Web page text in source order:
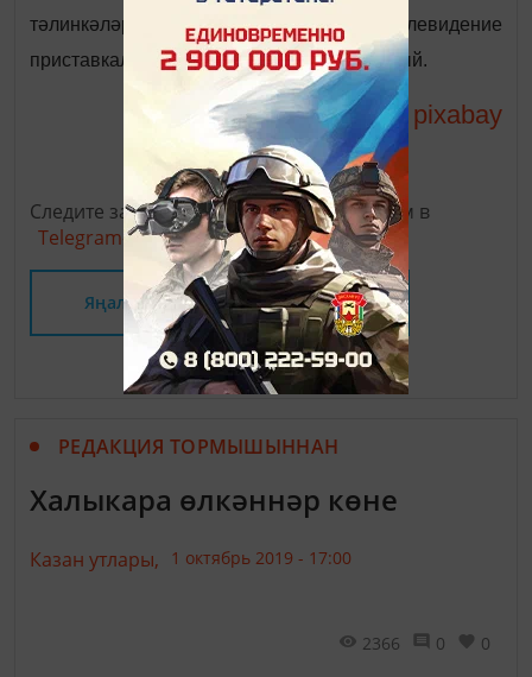
тәлинкәләре һәм цифрлы телевидение
приставкалары булган кешеләргә кагылмый.
фото: pixabay
Следите за самым важным и интересным в
Telegram-канале Татмедиа
Яңалыклар битенә керегез
РЕДАКЦИЯ ТОРМЫШЫННАН
Халыкара өлкәннәр көне
Казан утлары, 1 октябрь 2019 - 17:00
2366 0 0